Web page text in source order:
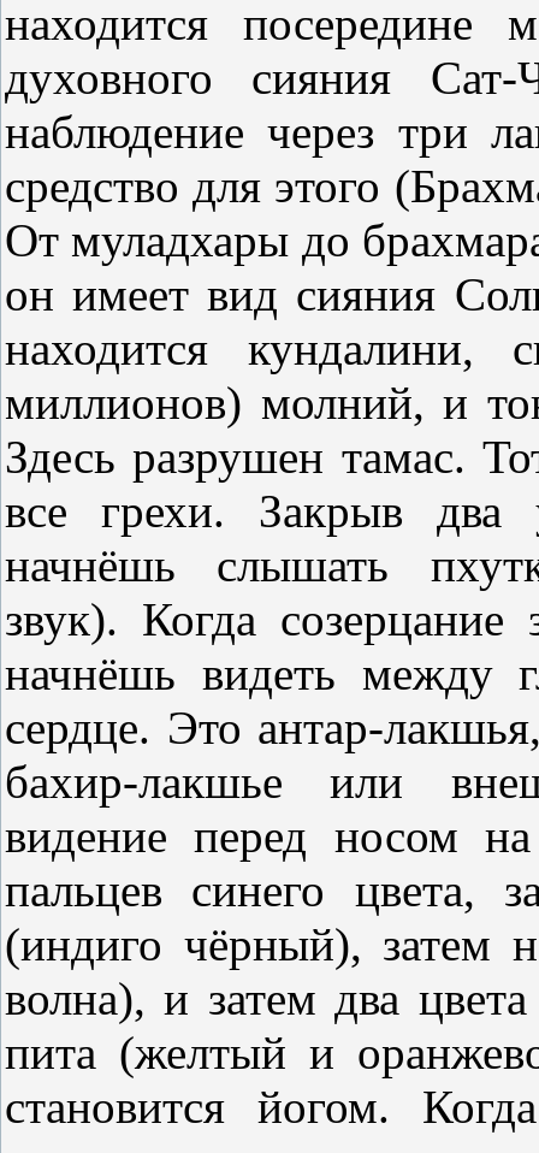
находится
духовного сияния
наблюдение через три
средство для этого
От муладхары до
он имеет вид сияния
находится кундалини,
миллионов) молний, и
Здесь разрушен тамас.
все грехи. Закрыв два
начнёшь слышать
звук). Когда созерцание
начнёшь видеть между
сердце. Это антар-
бахир-лакшье или
видение перед носом
пальцев синего цвета,
(индиго чёрный), затем
волна), и затем два
пита (желтый и
становится йогом.